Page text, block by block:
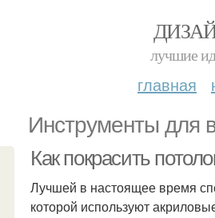
лучшие
главная
Инструменты для
Как покрасить
Лучшей в настоящее время
которой используют